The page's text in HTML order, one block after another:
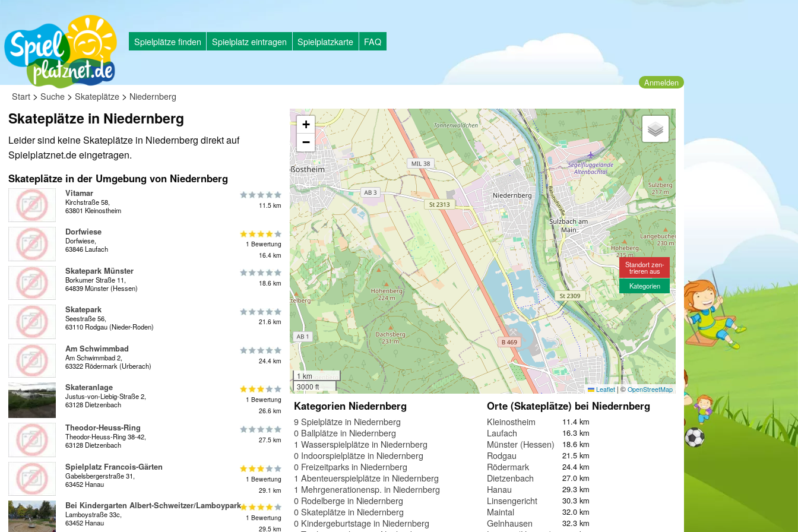
Spielplätze finden Spielplatz eintragen Spielplatzkarte FAQ
Anmelden
Start > Suche > Skateplätze > Niedernberg
Skateplätze in Niedernberg
Leider sind keine Skateplätze in Niedernberg direkt auf
Spielplatznet.de eingetragen.
Skateplätze in der Umgebung von Niedernberg
Vitamar
Kirchstraße 58,
63801 Kleinostheim
11.5 km
Dorfwiese
Dorfwiese,
63846 Laufach
1 Bewertung
16.4 km
Skatepark Münster
Borkumer Straße 11,
64839 Münster (Hessen)
18.6 km
Skatepark
Seestraße 56,
63110 Rodgau (Nieder-Roden)
21.6 km
Am Schwimmbad
Am Schwimmbad 2,
63322 Rödermark (Urberach)
24.4 km
Skateranlage
Justus-von-Liebig-Straße 2,
63128 Dietzenbach
1 Bewertung
26.6 km
Theodor-Heuss-Ring
Theodor-Heuss-Ring 38-42,
63128 Dietzenbach
27.5 km
Spielplatz Francois-Gärten
Gabelsbergerstraße 31,
63452 Hanau
1 Bewertung
29.1 km
Bei Kindergarten Albert-Schweitzer/Lamboypark
Lamboystraße 33c,
63452 Hanau
1 Bewertung
29.5 km
+
−
1 km
3000 ft
Leaflet | © OpenStreetMap
Standort zen-
trieren aus
Kategorien
Kategorien Niedernberg
9 Spielplätze in Niedernberg
0 Ballplätze in Niedernberg
1 Wasserspielplätze in Niedernberg
0 Indoorspielplätze in Niedernberg
0 Freizeitparks in Niedernberg
1 Abenteuerspielplätze in Niedernberg
1 Mehrgenerationensp. in Niedernberg
0 Rodelberge in Niedernberg
0 Skateplätze in Niedernberg
0 Kindergeburtstage in Niedernberg
Orte (Skateplätze) bei Niedernberg
Kleinostheim 11.4 km
Laufach 16.3 km
Münster (Hessen) 18.6 km
Rodgau 21.5 km
Rödermark 24.4 km
Dietzenbach 27.0 km
Hanau 29.3 km
Linsengericht 30.3 km
Maintal 32.0 km
Gelnhausen 32.3 km